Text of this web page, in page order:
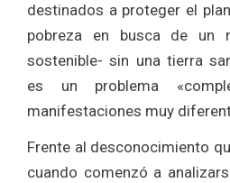
destinados a proteger el
pobreza en busca de un
sostenible- sin una tierra
es un problema
manifestaciones muy
Frente al desconocimiento
cuando comenzó a